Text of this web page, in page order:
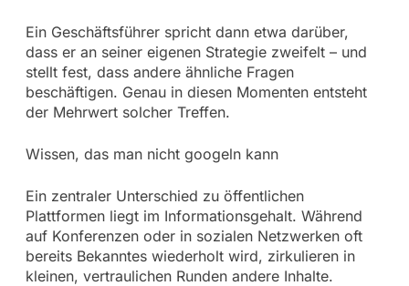
Ein Geschäftsführer spricht dann etwa darüber,
dass er an seiner eigenen Strategie zweifelt – und
stellt fest, dass andere ähnliche Fragen
beschäftigen. Genau in diesen Momenten entsteht
der Mehrwert solcher Treffen.
Wissen, das man nicht googeln kann
Ein zentraler Unterschied zu öffentlichen
Plattformen liegt im Informationsgehalt. Während
auf Konferenzen oder in sozialen Netzwerken oft
bereits Bekanntes wiederholt wird, zirkulieren in
kleinen, vertraulichen Runden andere Inhalte.